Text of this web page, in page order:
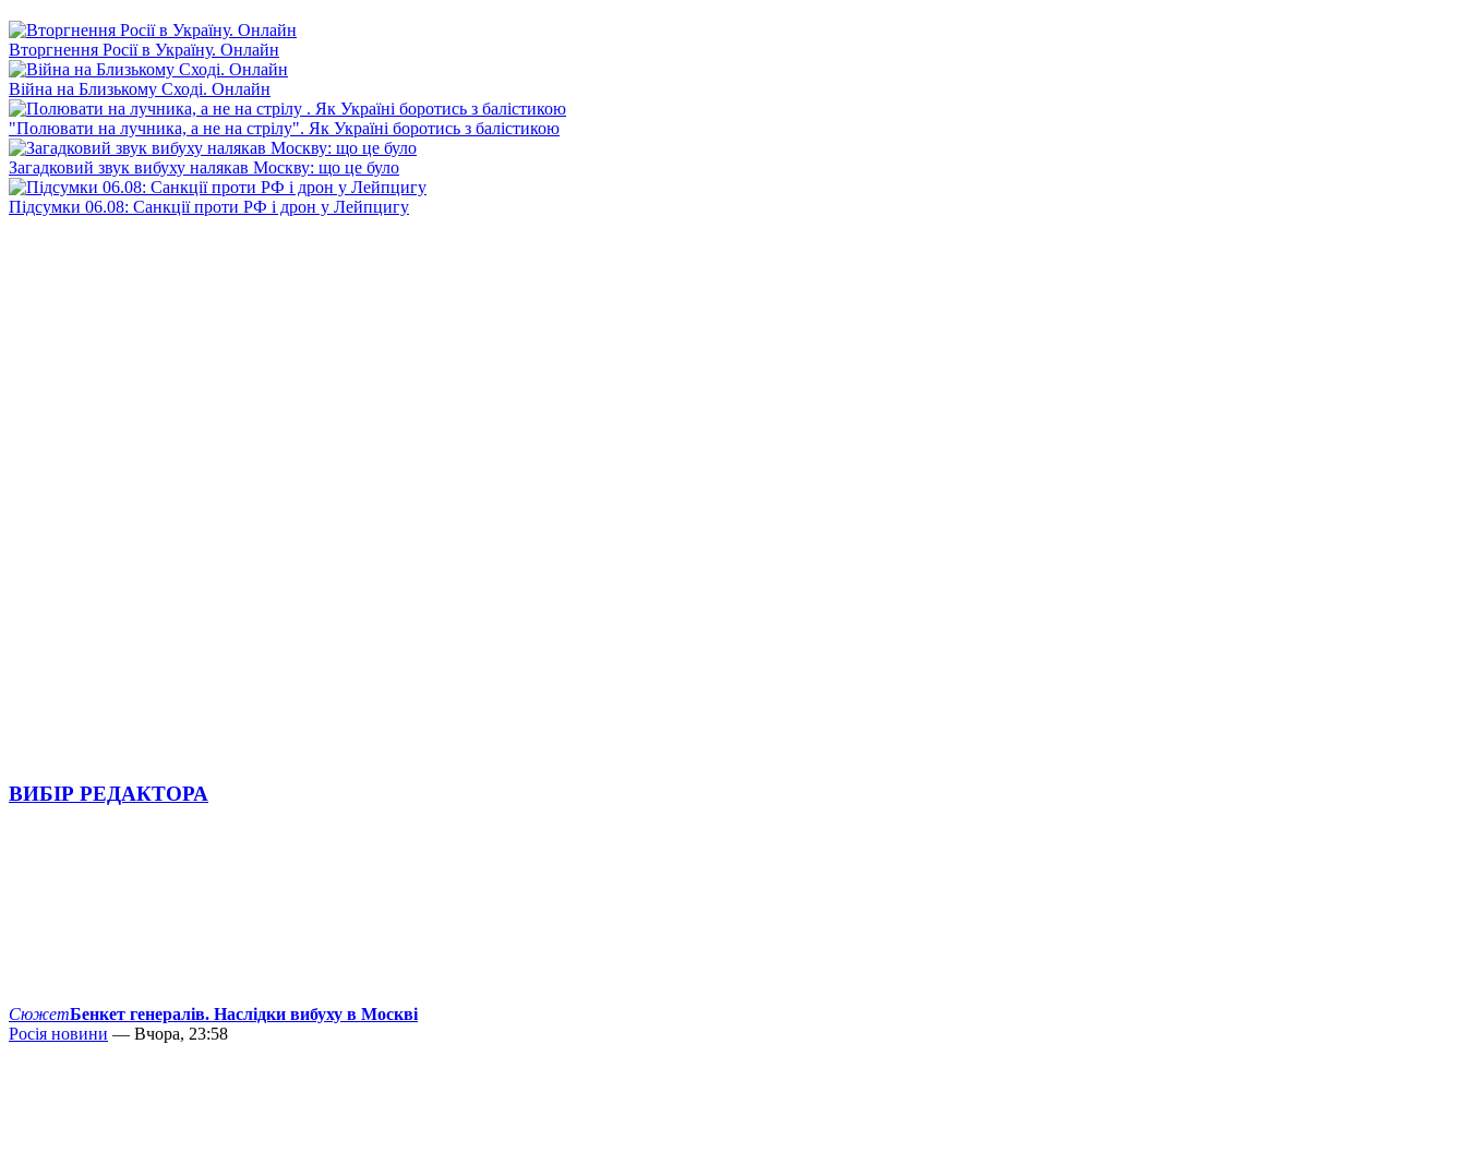
Вторгнення Росії в Україну. Онлайн
Війна на Близькому Сході. Онлайн
"Полювати на лучника, а не на стрілу". Як Україні боротись з балістикою
Загадковий звук вибуху налякав Москву: що це було
Підсумки 06.08: Санкції проти РФ і дрон у Лейпцигу
ВИБІР РЕДАКТОРА
СюжетБенкет генералів. Наслідки вибуху в Москві
Росія новини — Вчора, 23:58